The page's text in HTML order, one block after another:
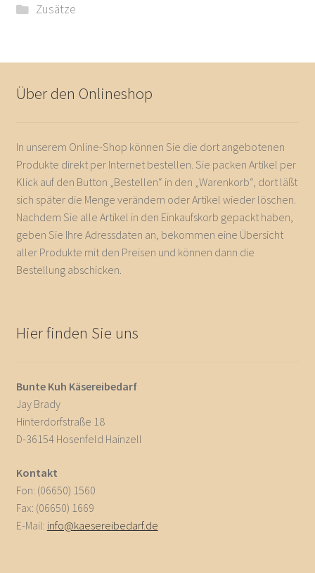
Zusätze
Über den Onlineshop
In unserem Online-Shop können Sie die dort angebotenen
Produkte direkt per Internet bestellen. Sie packen Artikel per
Klick auf den Button „Bestellen“ in den „Warenkorb“, dort läßt
sich später die Menge verändern oder Artikel wieder löschen.
Nachdem Sie alle Artikel in den Einkaufskorb gepackt haben,
geben Sie Ihre Adressdaten an, bekommen eine Übersicht
aller Produkte mit den Preisen und können dann die
Bestellung abschicken.
Hier finden Sie uns
Bunte Kuh Käsereibedarf
Jay Brady
Hinterdorfstraße 18
D-36154 Hosenfeld Hainzell
Kontakt
Fon: (06650) 1560
Fax: (06650) 1669
E-Mail: info@kaesereibedarf.de